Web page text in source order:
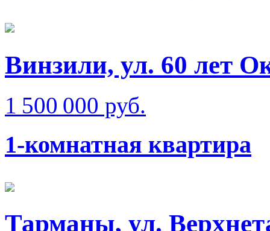
Винзили, ул. 60 лет
1 500 000 руб.
1-комнатная квартира
Тарманы, ул.